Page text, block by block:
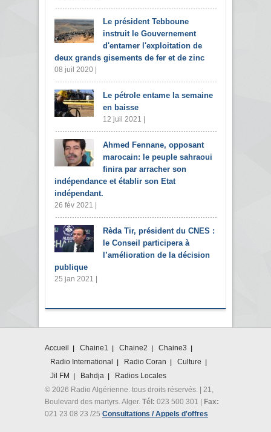
Le président Tebboune
instruit le Gouvernement
d'entamer l'exploitation de
deux grands gisements de fer et de zinc
08 juil 2020 |
Le pétrole entame la semaine
en baisse
12 juil 2021 |
Ahmed Fennane, opposant
marocain: le peuple sahraoui
finira par arracher son
indépendance et établir son Etat
indépendant.
26 fév 2021 |
Rèda Tir, président du CNES :
le Conseil participera à
l’amélioration de la décision
publique
25 jan 2021 |
Accueil Chaine1 Chaine2
Chaine3
Radio International
Radio Coran
Culture
Jil FM
Bahdja
Radios Locales
© 2026 Radio Algérienne. tous droits réservés. | 21,
Boulevard des martyrs. Alger. Tél: 023 500 301 | Fax:
021 23 08 23 /25 Consultations / Appels d'offres